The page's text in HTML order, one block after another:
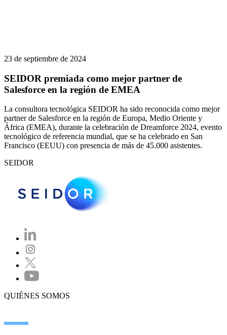
23 de septiembre de 2024
SEIDOR premiada como mejor partner de
Salesforce en la región de EMEA
La consultora tecnológica SEIDOR ha sido reconocida como mejor
partner de Salesforce en la región de Europa, Medio Oriente y
África (EMEA), durante la celebración de Dreamforce 2024, evento
tecnológico de referencia mundial, que se ha celebrado en San
Francisco (EEUU) con presencia de más de 45.000 asistentes.
SEIDOR
QUIÉNES SOMOS